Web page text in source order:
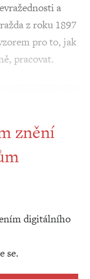
a
z roku 1897
pro to, jak
pracovat.
znění
digitálního
se.